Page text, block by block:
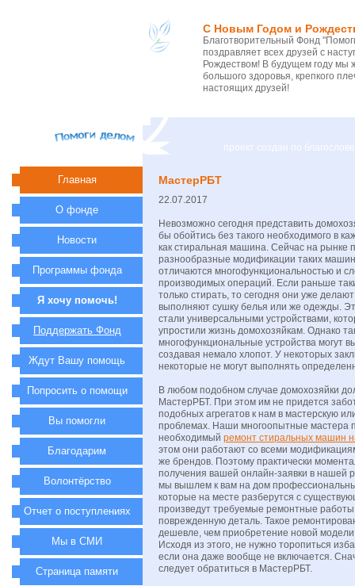
С Новым Годом и
Благотворительный Фонд
поздравляет всех друзей с
Рождеством! В будущем году
большого здоровья, крепкого
настоящих друзей!
проект создан по
МастерРБТ
22.07.2017
Невозможно сегодня представить
бы обойтись без такого необходимого в
как стиральная машина. Сейчас на рынке
разнообразные модификации таких
отличаются многофункциональностью и
производимых операций. Если раньше
только стирать, то сегодня они уже
выполняют сушку белья или же одежды.
стали универсальными устройствами,
упростили жизнь домохозяйкам. Однако
многофункциональные устройства могут
создавая немало хлопот. У некоторых
некоторые не могут выполнять
В любом подобном случае домохозяйки
МастерРБТ. При этом им не придется
подобных агрегатов к нам в мастерскую
проблемах. Наши многоопытные мастера
необходимый ремонт стиральных машин
этом они работают со всеми
же брендов. Поэтому практически
получения вашей онлайн-заявки в нашей
мы вышлем к вам на дом
которые на месте разберутся с
произведут требуемые ремонтные
поврежденную деталь. Такое
дешевле, чем приобретение новой модели
Исходя из этого, не нужно торопиться
если она даже вообще не включается.
следует обратиться в МастерРБТ.
Главная
О фонде
Новости
Программы фонда
Я хочу помочь!
Поддержать Фонд
Ждут Вашу помощь
Попросить о помощи
Вы помогли
Благодарим
Волонтёрство
Отчет о поступлениях
Мы в СМИ
Страница памяти